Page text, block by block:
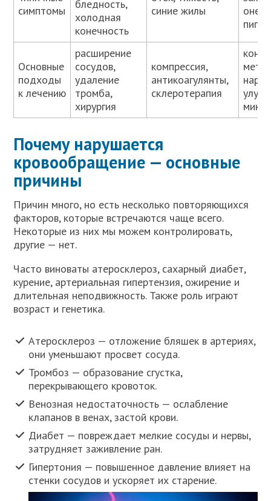
симптомы
бледность,
холодная
конечность
синие жилы
Основные
подходы
к лечению
расширение
сосудов,
удаление
тромба,
хирургия
компрессия,
антикоагулянты,
склеротерапия
Почему нарушается
кровообращение — основные
причины
Причин много, но есть несколько повторяющихся
факторов, которые встречаются чаще всего.
Некоторые из них мы можем контролировать,
другие — нет.
Часто виноваты атеросклероз, сахарный диабет,
курение, артериальная гипертензия, ожирение и
длительная неподвижность. Также роль играют
возраст и генетика.
Атеросклероз — отложение бляшек в артериях,
они уменьшают просвет сосуда.
Тромбоз — образование сгустка,
перекрывающего кровоток.
Венозная недостаточность — ослабление
клапанов в венах, застой крови.
Диабет — повреждает мелкие сосуды и нервы,
затрудняет заживление ран.
Гипертония — повышенное давление влияет на
стенки сосудов и ускоряет их старение.